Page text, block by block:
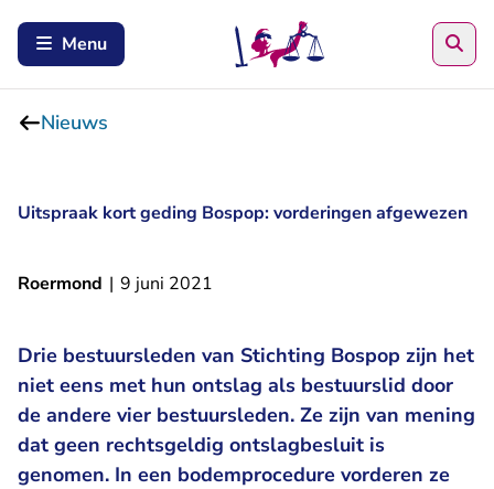
Menu
Nieuws
Uitspraak kort geding Bospop: vorderingen afgewezen
Roermond | 9 juni 2021
Drie bestuursleden van Stichting Bospop zijn het
niet eens met hun ontslag als bestuurslid door
de andere vier bestuursleden. Ze zijn van mening
dat geen rechtsgeldig ontslagbesluit is
genomen. In een bodemprocedure vorderen ze